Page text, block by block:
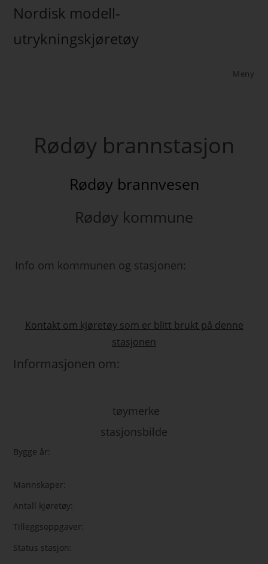
Nordisk modell-
utrykningskjøretøy
Meny
Rødøy brannstasjon
Rødøy brannvesen
Rødøy kommune
Info om kommunen og stasjonen:
Kontakt om kjøretøy som er blitt brukt på denne
stasjonen
Informasjonen om:
tøymerke
stasjonsbilde
Bygge år:
Mannskaper:
Antall kjøretøy:
Tilleggsoppgaver:
Status stasjon: